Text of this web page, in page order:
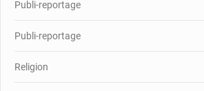
Publi-reportage
Publi-reportage
Religion